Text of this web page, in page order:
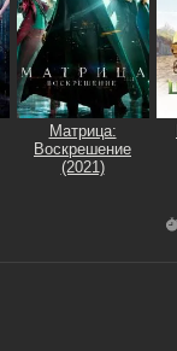
Матрица:
Воскрешение
(2021)